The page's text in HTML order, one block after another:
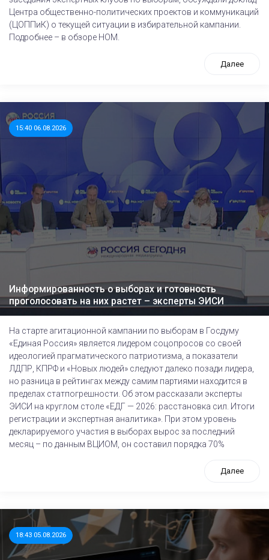
Центра общественно-политических проектов и коммуникаций
(ЦОППиК) о текущей ситуации в избирательной кампании.
Подробнее – в обзоре НОМ.
Далее
15:40 06.08.2026
Информированность о выборах и готовность
проголосовать на них растет – эксперты ЭИСИ
На старте агитационной кампании по выборам в Госдуму
«Единая Россия» является лидером соцопросов со своей
идеологией прагматического патриотизма, а показатели
ЛДПР, КПРФ и «Новых людей» следуют далеко позади лидера,
но разница в рейтингах между самим партиями находится в
пределах статпогрешности. Об этом рассказали эксперты
ЭИСИ на круглом столе «ЕДГ — 2026: расстановка сил. Итоги
регистрации и экспертная аналитика». При этом уровень
декларируемого участия в выборах вырос за последний
месяц – по данным ВЦИОМ, он составил порядка 70%
Далее
18:43 05.08.2026